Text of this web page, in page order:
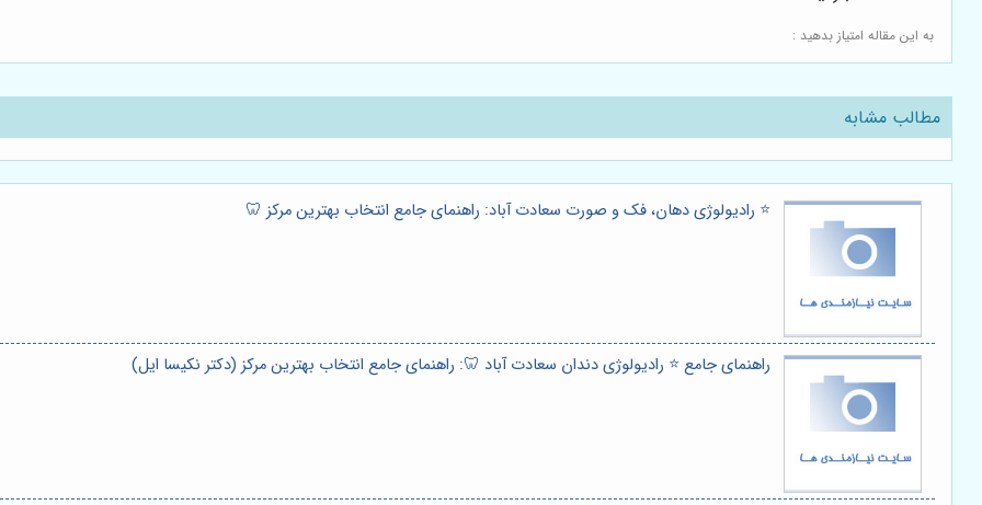
به این مقاله امتیاز بدهید :
مطالب مشابه
⭐️ رادیولوژی دهان، فک و صورت سعادت آباد: راهنمای جامع انتخاب بهترین مرکز 🦷
راهنمای جامع ⭐️ رادیولوژی دندان سعادت آباد 🦷: راهنمای جامع انتخاب بهترین مرکز (دکتر نکیسا ایل)